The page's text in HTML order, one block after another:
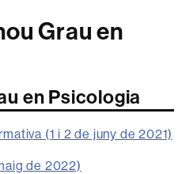
Grau en
en Psicologia
(1 i 2 de juny de 2021)
de 2022)